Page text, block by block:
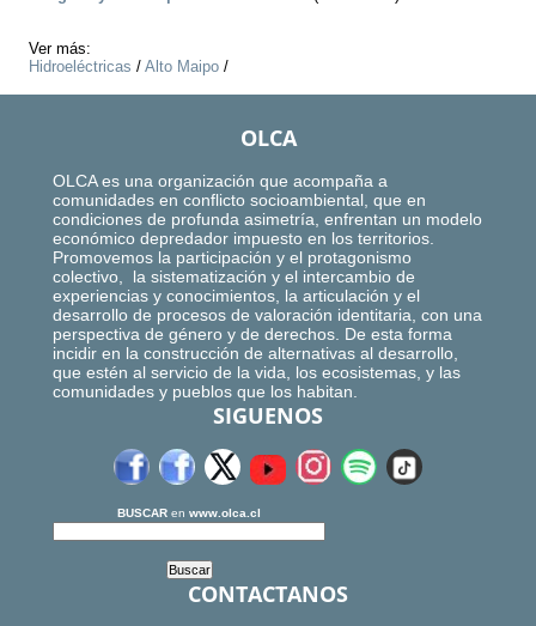
Ver más:
Hidroeléctricas / Alto Maipo /
OLCA
OLCA es una organización que acompaña a
comunidades en conflicto socioambiental, que en
condiciones de profunda asimetría, enfrentan un modelo
económico depredador impuesto en los territorios.
Promovemos la participación y el protagonismo
colectivo, la sistematización y el intercambio de
experiencias y conocimientos, la articulación y el
desarrollo de procesos de valoración identitaria, con una
perspectiva de género y de derechos. De esta forma
incidir en la construcción de alternativas al desarrollo,
que estén al servicio de la vida, los ecosistemas, y las
comunidades y pueblos que los habitan.
SIGUENOS
BUSCAR en www.olca.cl
CONTACTANOS